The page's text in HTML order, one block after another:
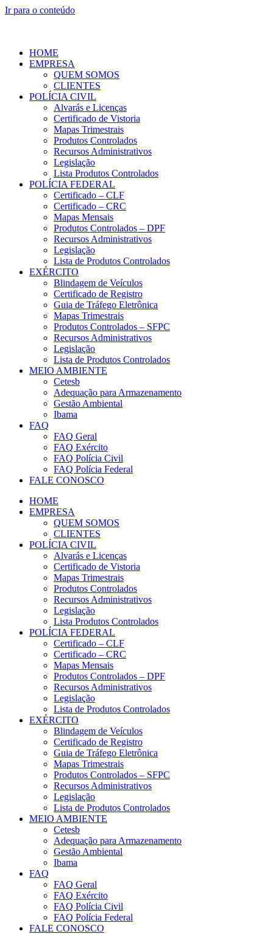
Ir para o conteúdo
HOME
EMPRESA
QUEM SOMOS
CLIENTES
POLÍCIA CIVIL
Alvarás e Licenças
Certificado de Vistoria
Mapas Trimestrais
Produtos Controlados
Recursos Administrativos
Legislação
Lista Produtos Controlados
POLÍCIA FEDERAL
Certificado – CLF
Certificado – CRC
Mapas Mensais
Produtos Controlados – DPF
Recursos Administrativos
Legislação
Lista de Produtos Controlados
EXÉRCITO
Blindagem de Veículos
Certificado de Registro
Guia de Tráfego Eletrônica
Mapas Trimestrais
Produtos Controlados – SFPC
Recursos Administrativos
Legislação
Lista de Produtos Controlados
MEIO AMBIENTE
Cetesb
Adequação para Armazenamento
Gestão Ambiental
Ibama
FAQ
FAQ Geral
FAQ Exército
FAQ Polícia Civil
FAQ Polícia Federal
FALE CONOSCO
HOME
EMPRESA
QUEM SOMOS
CLIENTES
POLÍCIA CIVIL
Alvarás e Licenças
Certificado de Vistoria
Mapas Trimestrais
Produtos Controlados
Recursos Administrativos
Legislação
Lista Produtos Controlados
POLÍCIA FEDERAL
Certificado – CLF
Certificado – CRC
Mapas Mensais
Produtos Controlados – DPF
Recursos Administrativos
Legislação
Lista de Produtos Controlados
EXÉRCITO
Blindagem de Veículos
Certificado de Registro
Guia de Tráfego Eletrônica
Mapas Trimestrais
Produtos Controlados – SFPC
Recursos Administrativos
Legislação
Lista de Produtos Controlados
MEIO AMBIENTE
Cetesb
Adequação para Armazenamento
Gestão Ambiental
Ibama
FAQ
FAQ Geral
FAQ Exército
FAQ Polícia Civil
FAQ Polícia Federal
FALE CONOSCO